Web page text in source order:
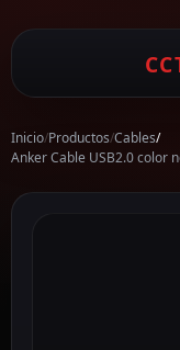
Inicio/Productos/Cables/
Anker Cable USB2.0 color